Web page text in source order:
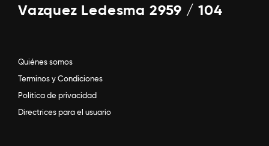
Vazquez Ledesma 2959 / 104
Quiénes somos
Terminos y Condiciones
Política de privacidad
Directrices para el usuario